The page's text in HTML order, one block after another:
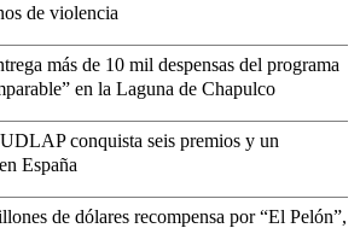
de violencia
más de 10 mil despensas del programa
en la Laguna de Chapulco
conquista seis premios y un
España
de dólares recompensa por “El Pelón”,